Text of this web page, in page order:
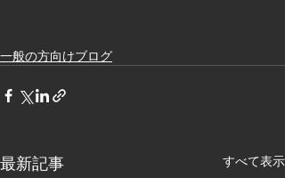
一般の方向けブログ
最新記事 すべて表示